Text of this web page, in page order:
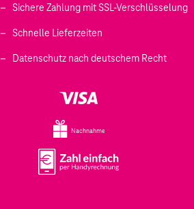
Sichere Zahlung mit SSL-Verschlüsselung
Schnelle Lieferzeiten
Datenschutz nach deutschem Recht
Nachnahme